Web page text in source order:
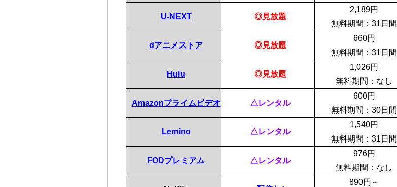
U-NEXT ◎見放題
2,189円
無料期間： 31日間
dアニメストア ◎見放題
660円
無料期間： 31日間
Hulu ◎見放題
1,026円
無料期間：なし
Amazonプライムビデオ △レンタル
600円
無料期間： 30日間
Lemino △レンタル
1,540円
無料期間： 31日間
FODプレミアム △レンタル
976円
無料期間：なし
890円～